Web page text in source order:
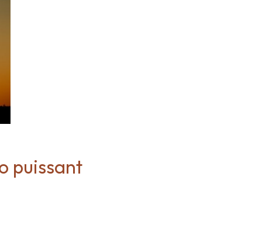
puissant